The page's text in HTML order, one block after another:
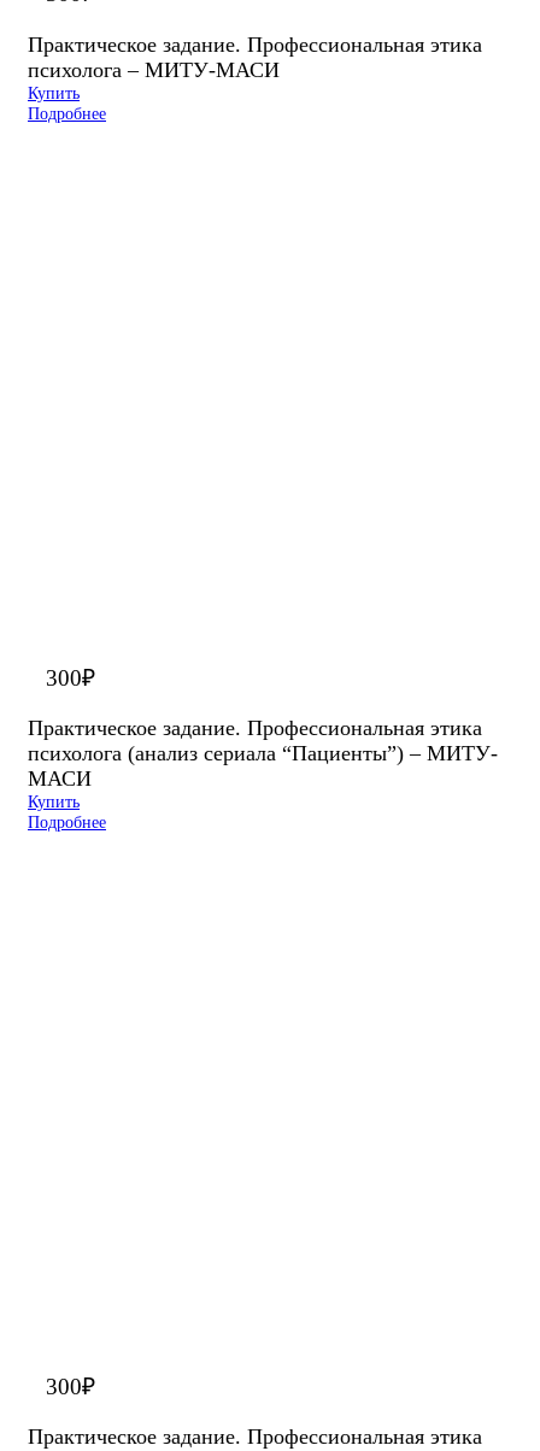
Практическое задание. Профессиональная этика
психолога – МИТУ-МАСИ
Купить
Подробнее
300₽
Практическое задание. Профессиональная этика
психолога (анализ сериала “Пациенты”) – МИТУ-
МАСИ
Купить
Подробнее
300₽
Практическое задание. Профессиональная этика